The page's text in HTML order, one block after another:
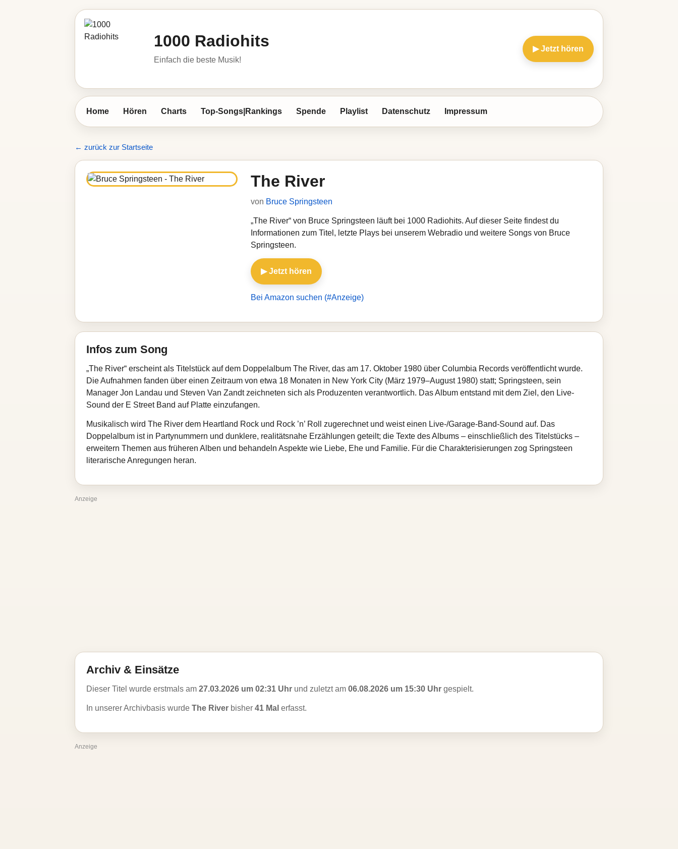
1000 Radiohits
Einfach die beste Musik!
▶ Jetzt hören
Home Hören Charts Top-Songs|Rankings Spende Playlist Datenschutz Impressum
← zurück zur Startseite
The River
von Bruce Springsteen
„The River“ von Bruce Springsteen läuft bei 1000 Radiohits. Auf dieser Seite findest du
Informationen zum Titel, letzte Plays bei unserem Webradio und weitere Songs von Bruce
Springsteen.
▶ Jetzt hören
Bei Amazon suchen (#Anzeige)
Infos zum Song
„The River“ erscheint als Titelstück auf dem Doppelalbum The River, das am 17. Oktober 1980 über Columbia Records veröffentlicht wurde.
Die Aufnahmen fanden über einen Zeitraum von etwa 18 Monaten in New York City (März 1979–August 1980) statt; Springsteen, sein
Manager Jon Landau und Steven Van Zandt zeichneten sich als Produzenten verantwortlich. Das Album entstand mit dem Ziel, den Live-
Sound der E Street Band auf Platte einzufangen.
Musikalisch wird The River dem Heartland Rock und Rock ’n’ Roll zugerechnet und weist einen Live-/Garage-Band-Sound auf. Das
Doppelalbum ist in Partynummern und dunklere, realitätsnahe Erzählungen geteilt; die Texte des Albums – einschließlich des Titelstücks –
erweitern Themen aus früheren Alben und behandeln Aspekte wie Liebe, Ehe und Familie. Für die Charakterisierungen zog Springsteen
literarische Anregungen heran.
Anzeige
Archiv & Einsätze
Dieser Titel wurde erstmals am 27.03.2026 um 02:31 Uhr und zuletzt am 06.08.2026 um 15:30 Uhr gespielt.
In unserer Archivbasis wurde The River bisher 41 Mal erfasst.
Anzeige